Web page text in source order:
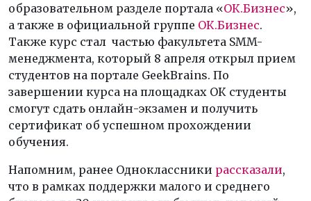
образовательном разделе портала «ОК.Бизнес»,
а также в официальной группе ОК.Бизнес.
Также курс стал частью факультета SMM-
менеджмента, который 8 апреля открыл прием
студентов на портале GeekBrains. По
завершении курса на площадках ОК студенты
смогут сдать онлайн-экзамен и получить
сертификат об успешном прохождении
обучения.
Напомним, ранее Одноклассники рассказали,
что в рамках поддержки малого и среднего